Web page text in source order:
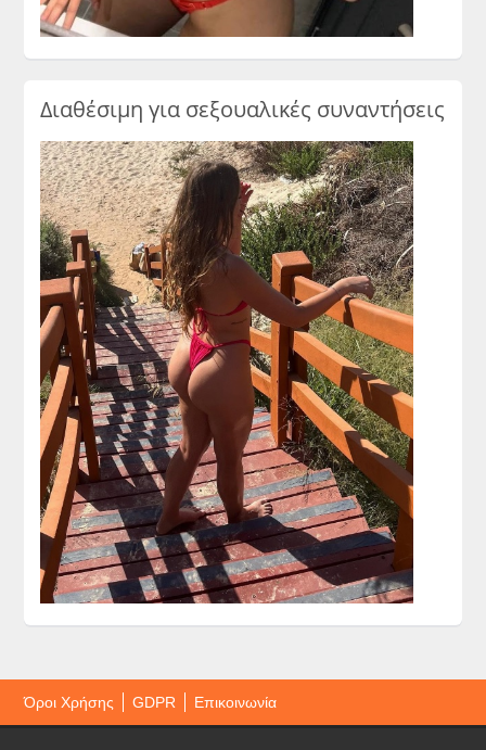
Διαθέσιμη για σεξουαλικές συναντήσεις
Όροι Χρήσης GDPR Επικοινωνία